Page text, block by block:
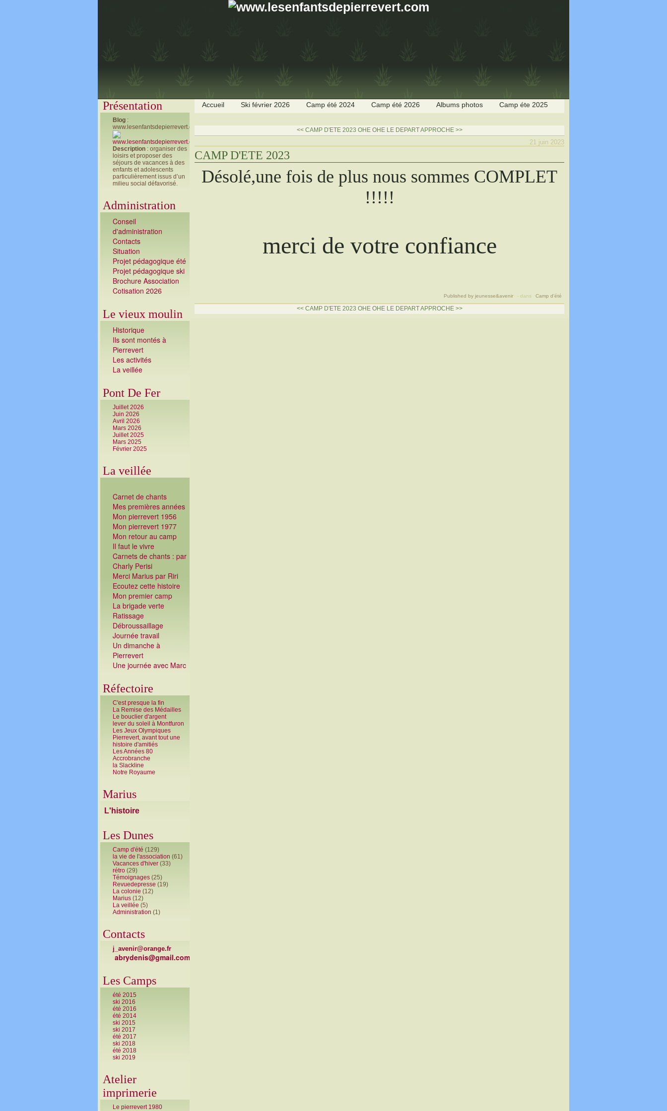
Présentation
Blog :
www.lesenfantsdepierrevert.com
Description : organiser des
loisirs et proposer des
séjours de vacances à des
enfants et adolescents
particulièrement issus d’un
milieu social défavorisé.
Administration
Conseil
d'administration
Contacts
Situation
Projet pédagogique été
Projet pédagogique ski
Brochure Association
Cotisation 2026
Le vieux moulin
Historique
Ils sont montés à
Pierrevert
Les activités
La veillée
Pont De Fer
Juillet 2026
Juin 2026
Avril 2026
Mars 2026
Juillet 2025
Mars 2025
Février 2025
La veillée
Carnet de chants
Mes premières années
Mon pierrevert 1956
Mon pierrevert 1977
Mon retour au camp
Il faut le vivre
Carnets de chants : par
Charly Perisi
Merci Marius par Riri
Ecoutez cette histoire
Mon premier camp
La brigade verte
Ratissage
Débroussaillage
Journée travail
Un dimanche à
Pierrevert
Une journée avec Marc
Réfectoire
C'est presque la fin
La Remise des Médailles
Le bouclier d'argent
lever du soleil à Montfuron
Les Jeux Olympiques
Pierrevert, avant tout une
histoire d'amitiés
Les Années 80
Accrobranche
la Slackline
Notre Royaume
Marius
L'histoire
Les Dunes
Camp d'été (129)
la vie de l'association (61)
Vacances d'hiver (33)
rétro (29)
Témoignages (25)
Revuedepresse (19)
La colonie (12)
Marius (12)
La veillée (5)
Administration (1)
Contacts
j_avenir@orange.fr
abrydenis@gmail.com
Les Camps
été 2015
ski 2016
été 2016
été 2014
ski 2015
ski 2017
été 2017
ski 2018
été 2018
ski 2019
Atelier
imprimerie
Le pierrevert 1980
Accueil Ski février 2026 Camp été 2024 Camp été 2026 Albums photos Camp éte 2025
<< CAMP D'ETE 2023 OHE OHE LE DEPART APPROCHE >>
21 juin 2023
CAMP D'ETE 2023
Désolé,une fois de plus nous sommes COMPLET
!!!!!
merci de votre confiance
Published by jeunesse&avenir - dans Camp d'été
<< CAMP D'ETE 2023 OHE OHE LE DEPART APPROCHE >>